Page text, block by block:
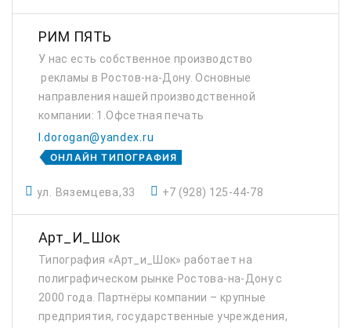
РИМ ПЯТЬ
У нас есть собственное производство
рекламы в Ростов-на-Дону. Основные
направления нашей производственной
компании: 1.Офсетная печать
(визитки,буклеты,каталоги,бланки,кубарики
,блокноты,календари) 2.Сувенирная
l.dorogan@yandex.ru
ОНЛАЙН ТИПОГРАФИЯ
ул. Вяземцева,33 +7 (928) 125-44-78
Арт_И_Шок
Типография «Арт_и_Шок» работает на
полиграфическом рынке Ростова-на-Дону с
2000 года. Партнёры компании – крупные
предприятия, государственные учреждения,